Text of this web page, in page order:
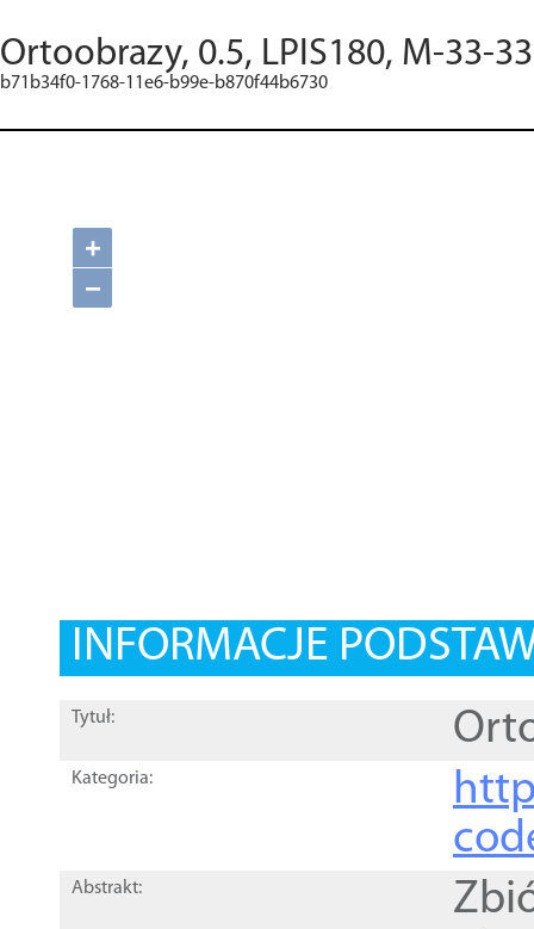
Ortoobrazy, 0.5, LPIS180, M-33-
b71b34f0-1768-11e6-b99e-b870f44b6730
+
−
INFORMACJE
Tytuł:
Kategoria:
Abstrakt: